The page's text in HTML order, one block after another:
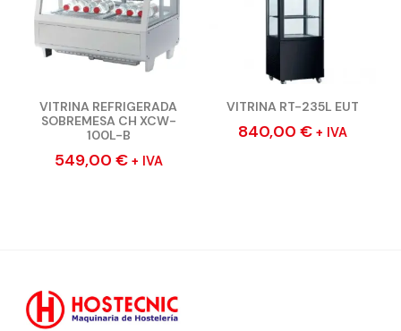
VITRINA REFRIGERADA
SOBREMESA CH XCW-
100L-B
549,00 € + IVA
VITRINA RT-235L EUT
840,00 € + IVA